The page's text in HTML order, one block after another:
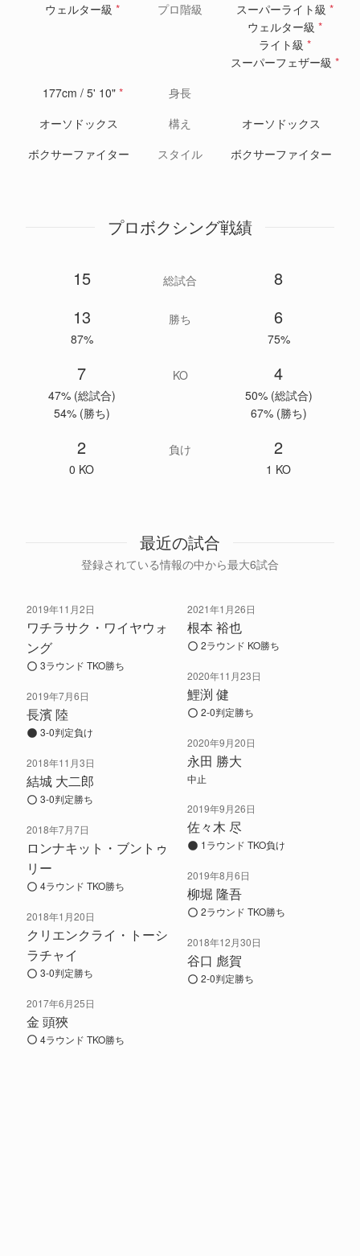
ウェルター級 * プロ階級 スーパーライト級 *
ウェルター級 *
ライト級 *
スーパーフェザー級 *
177cm / 5' 10" *
身長
オーソドックス
構え
オーソドックス
ボクサーファイター
スタイル ボクサーファイター
プロボクシング戦績
15 総試合
8
13
87%
勝ち 6
75%
7
47% (総試合)
54% (勝ち)
KO 4
50% (総試合)
67% (勝ち)
2
0 KO
負け 2
1 KO
最近の試合
登録されている情報の中から最大6試合
2019年11月2日
ワチラサク・ワイヤウォ
ング
3ラウンド TKO勝ち
2019年7月6日
長濱 陸
3-0判定負け
2018年11月3日
結城 大二郎
3-0判定勝ち
2018年7月7日
ロンナキット・ブントゥ
リー
4ラウンド TKO勝ち
2018年1月20日
クリエンクライ・トーシ
ラチャイ
3-0判定勝ち
2017年6月25日
金 頭狹
4ラウンド TKO勝ち
2021年1月26日
根本 裕也
2ラウンド KO勝ち
2020年11月23日
鯉渕 健
2-0判定勝ち
2020年9月20日
永田 勝大
中止
2019年9月26日
佐々木 尽
1ラウンド TKO負け
2019年8月6日
柳堀 隆吾
2ラウンド TKO勝ち
2018年12月30日
谷口 彪賀
2-0判定勝ち